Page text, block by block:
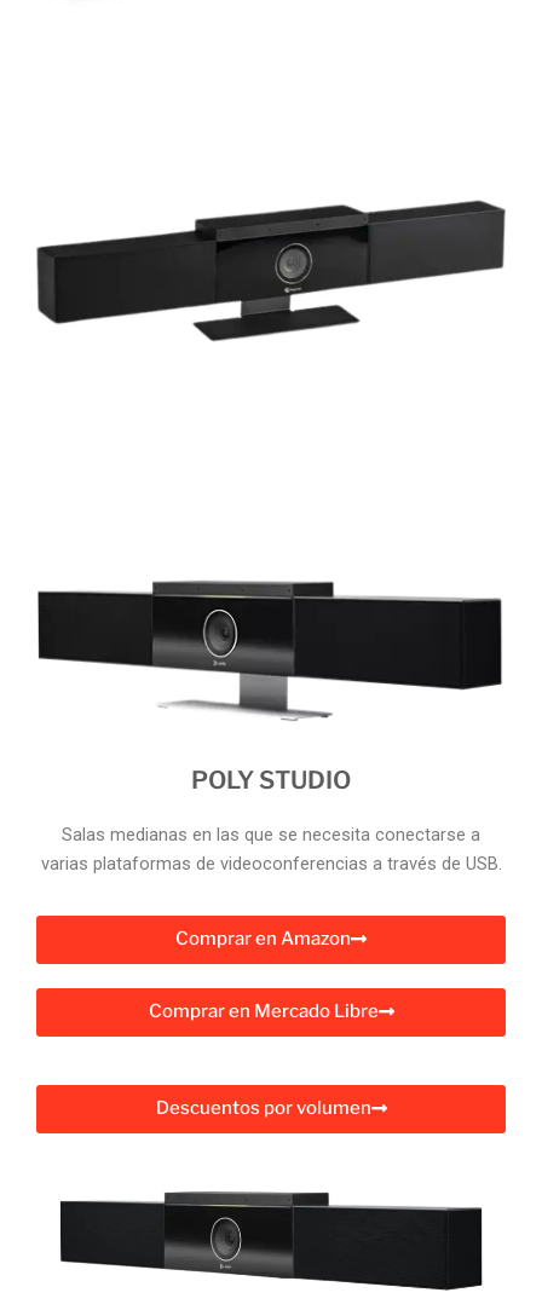
POLY STUDIO
Salas medianas en las que se necesita conectarse a
varias plataformas de videoconferencias a través de USB.
Comprar en Amazon
Comprar en Mercado Libre
Descuentos por volumen